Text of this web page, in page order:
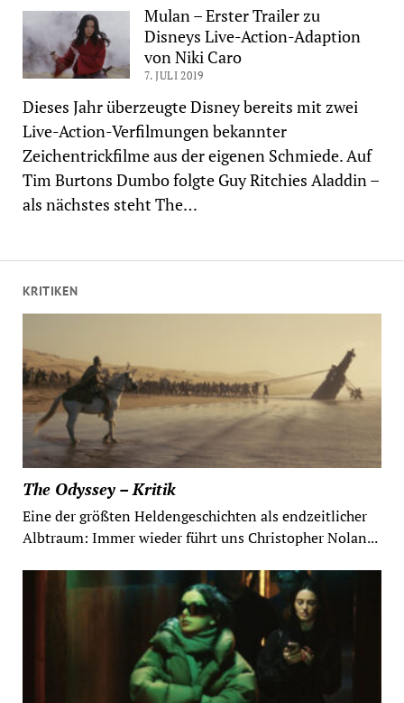
KRITIKEN
The Odyssey – Kritik
Eine der größten Heldengeschichten als endzeitlicher
Albtraum: Immer wieder führt uns Christopher Nolan...
Mulan – Erster Trailer zu
Disneys Live-Action-Adaption
von Niki Caro
7. JULI 2019
Dieses Jahr überzeugte Disney bereits mit zwei
Live-Action-Verfilmungen bekannter
Zeichentrickfilme aus der eigenen Schmiede. Auf
Tim Burtons Dumbo folgte Guy Ritchies Aladdin –
als nächstes steht The…